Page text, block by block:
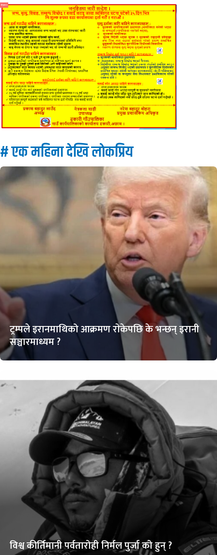
विज्ञापन
# एक महिना देखि लाेकप्रिय
ट्रम्पले इरानमाथिको आक्रमण राेकेपछि के भन्छन् इरानी
सञ्चारमाध्यम ?
विश्व कीर्तिमानी पर्वतारोही निर्मल पुर्जा को हुन् ?